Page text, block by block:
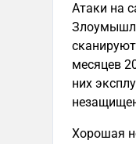
Атаки на
месяцев
них
Хорошая